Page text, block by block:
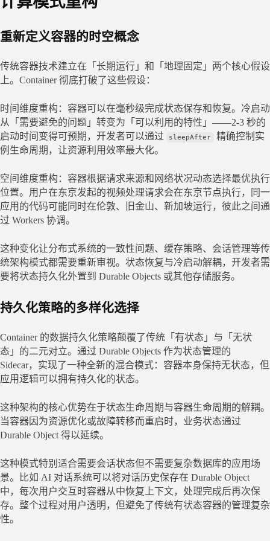
重新定义容器的时空概念
传统容器技术建立在「长期运行」和「地理固定」两个核心假设
上。Container 彻底打破了这些假设：
时间维度重构：容器可以在毫秒级完成状态保存和恢复。冷启动
从「需要避免的问题」转变为「可以利用的特性」——2-3 秒的
启动时间变得可预期，开发者可以通过
sleepAfter
精确控制实
例生命周期，让资源利用效率最大化。
空间维度重构：容器根据请求来源和网络状况动态选择最优执行
位置。用户在东京发起的视频处理请求会在东京节点执行，同一
应用的代码可能同时在伦敦、旧金山、新加坡运行，彼此之间通
过 Workers 协调。
这种变化让分布式系统的一致性问题、缓存策略、会话管理等传
统架构模式都需要重新审视。状态恢复与冷启动解耦，开发者需
要将状态持久化外置到 Durable Objects 或其他存储服务。
持久化策略的多样化选择
Container 的数据持久化策略颠覆了传统「有状态」与「无状
态」的二元对立。通过 Durable Objects 作为状态管理的
Sidecar，实现了一种全新的混合模式：容器本身保持无状态，但
应用逻辑可以拥有持久化的状态。
这种架构的核心优势在于状态生命周期与容器生命周期的解耦。
当容器因为资源优化或故障转移而重启时，业务状态通过
Durable Object 得以延续。
这种模式特别适合需要会话状态但不需要复杂数据库的应用场
景。比如 AI 对话系统可以将对话历史保存在 Durable Object
中，每次用户交互时容器从中恢复上下文，处理完成后再次保
存。整个过程对用户透明，但避免了传统有状态容器的管理复杂
性。